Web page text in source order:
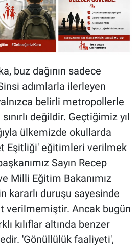
buz dağının sadece
adımlarla ilerleyen
belirli metropollerle
değildir. Geçtiğimiz yıl
ülkemizde okullarda
Eşitliği' eğitimleri verilmek
Sayın Recep
Milli Eğitim Bakanımız
kararlı duruşu sayesinde
verilmemiştir. Ancak bugün
kılıflar altında benzer
'Gönüllülük faaliyeti',